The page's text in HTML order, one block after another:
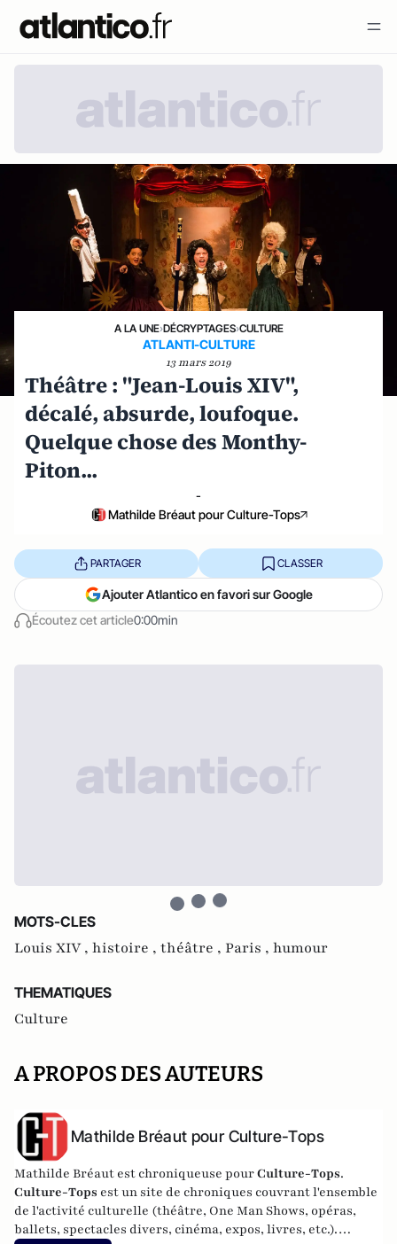
A LA UNE›DÉCRYPTAGES›CULTURE
ATLANTI-CULTURE
13 mars 2019
Théâtre : "Jean-Louis XIV",
décalé, absurde, loufoque.
Quelque chose des Monthy-
Piton...
-
Mathilde Bréaut pour Culture-Tops
Écoutez cet article0:00min
PARTAGER CLASSER
Ajouter Atlantico en favori sur Google
MOTS-CLES
Louis XIV , histoire , théâtre , Paris , humour
THEMATIQUES
Culture
A PROPOS DES AUTEURS
Mathilde Bréaut pour Culture-Tops
Mathilde Bréaut est chroniqueuse pourCulture-Tops.
Culture-Tops est un site de chroniques couvrant l'ensemble
de l'activité culturelle (théâtre, One Man Shows, opéras,
ballets, spectacles divers, cinéma, expos, livres, etc.).